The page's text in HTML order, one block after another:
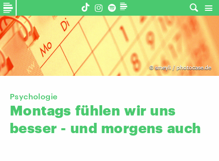
©smeyli / photocase.de
Psychologie
Montags fühlen wir uns
besser - und morgens auch